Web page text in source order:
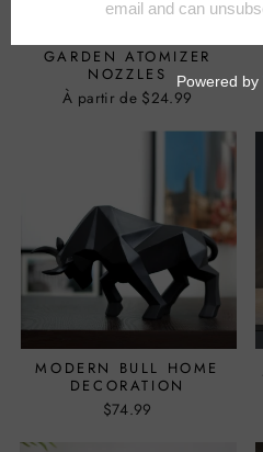
GARDEN ATOMIZER
NOZZLES
À partir de $24.99
MODERN BULL HOME
DECORATION
$74.99